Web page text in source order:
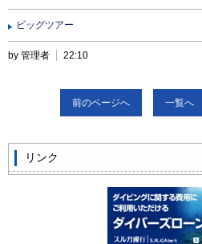
ビッグツアー
by 管理者 22:10
前のページへ 一覧へ
リンク